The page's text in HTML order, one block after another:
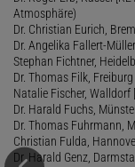
Atmosphäre)
Dr. Christian Eurich,
Dr. Angelika Fallert-
Stephan Fichtner,
Dr. Thomas Filk,
Natalie Fischer, Walldorf
Dr. Harald Fuchs,
Dr. Thomas Fuhrmann,
Christian Fulda,
Dr. Harald Genz,